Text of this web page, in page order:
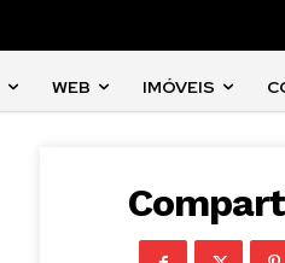
WEB IMÓVEIS